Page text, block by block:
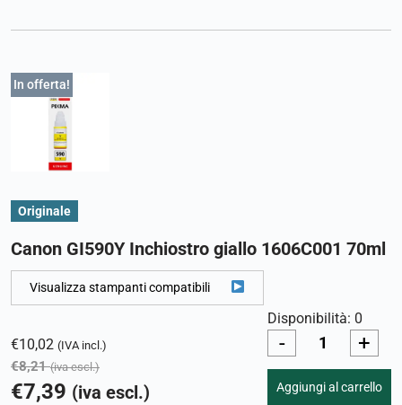
In offerta!
Originale
Canon GI590Y Inchiostro giallo 1606C001 70ml
Visualizza stampanti compatibili
€10,02 (IVA incl.)
€8,21 (iva escl.)
€7,39 (iva escl.)
Disponibilità: 0
- +
Aggiungi al carrello